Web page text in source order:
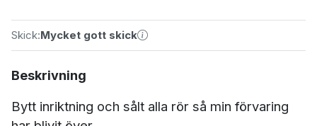
Skick:Mycket gott skick
Beskrivning
Bytt inriktning och sålt alla rör så min förvaring